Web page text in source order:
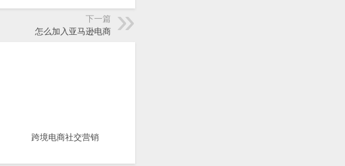
下一篇
怎么加入亚马逊电商
跨境电商社交营销